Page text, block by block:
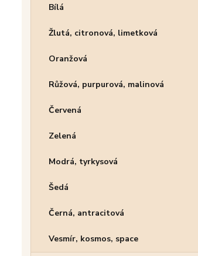
Bílá
Žlutá, citronová, limetková
Oranžová
Růžová, purpurová, malinová
Červená
Zelená
Modrá, tyrkysová
Šedá
Černá, antracitová
Vesmír, kosmos, space